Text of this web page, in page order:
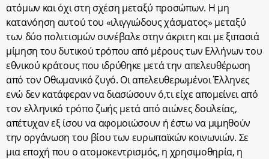
ατόμων και όχι στη σχέση μεταξύ προσώπων. Η μη
κατανόηση αυτού του «ιλιγγιώδους χάσματος» μεταξύ
των δύο πολιτισμών συνέβαλε στην άκριτη και με ξιπασιά
μίμηση του δυτικού τρόπου από μέρους των Ελλήνων του
εθνικού κράτους που ιδρύθηκε μετά την απελευθέρωση
από τον Οθωμανικό ζυγό. Οι απελευθερωμένοι Έλληνες
ενώ δεν κατάφεραν να διασώσουν ό,τι είχε απομείνει από
τον ελληνικό τρόπο ζωής μετά από αιώνες δουλείας,
απέτυχαν εξ ίσου να αφομοιώσουν ή έστω να μιμηθούν
την οργάνωση του βίου των ευρωπαϊκών κοινωνιών. Σε
μια εποχή που ο ατομοκεντρισμός, η χρησιμοθηρία, η